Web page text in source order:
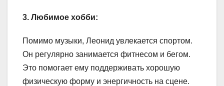
3. Любимое хобби:
Помимо музыки, Леонид увлекается спортом.
Он регулярно занимается фитнесом и бегом.
Это помогает ему поддерживать хорошую
физическую форму и энергичность на сцене.